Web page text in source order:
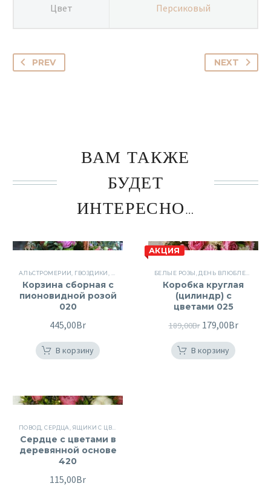
Цвет Персиковый
PREV NEXT
ВАМ ТАКЖЕ
БУДЕТ
ИНТЕРЕСНО…
АЛЬСТРОМЕРИИ ГВОЗДИКИ КОРЗИНЫ ,КОРЗИНЫ С ЦВЕТАМИ
Корзина сборная с
пионовидной розой
020
445,00Br
В корзину
АКЦИЯ
БЕЛЫЕ РОЗЫ ДЕНЬ ВЛЮБЛЕННЫХ
Коробка круглая
(цилиндр) с
цветами 025
189,00Br
цена
составляла
179,00Br
В корзину
ПОВОД ,СЕРДЦА ЯЩИКИ С ЦВЕТАМИ
Сердце с цветами в
деревянной основе
420
115,00Br